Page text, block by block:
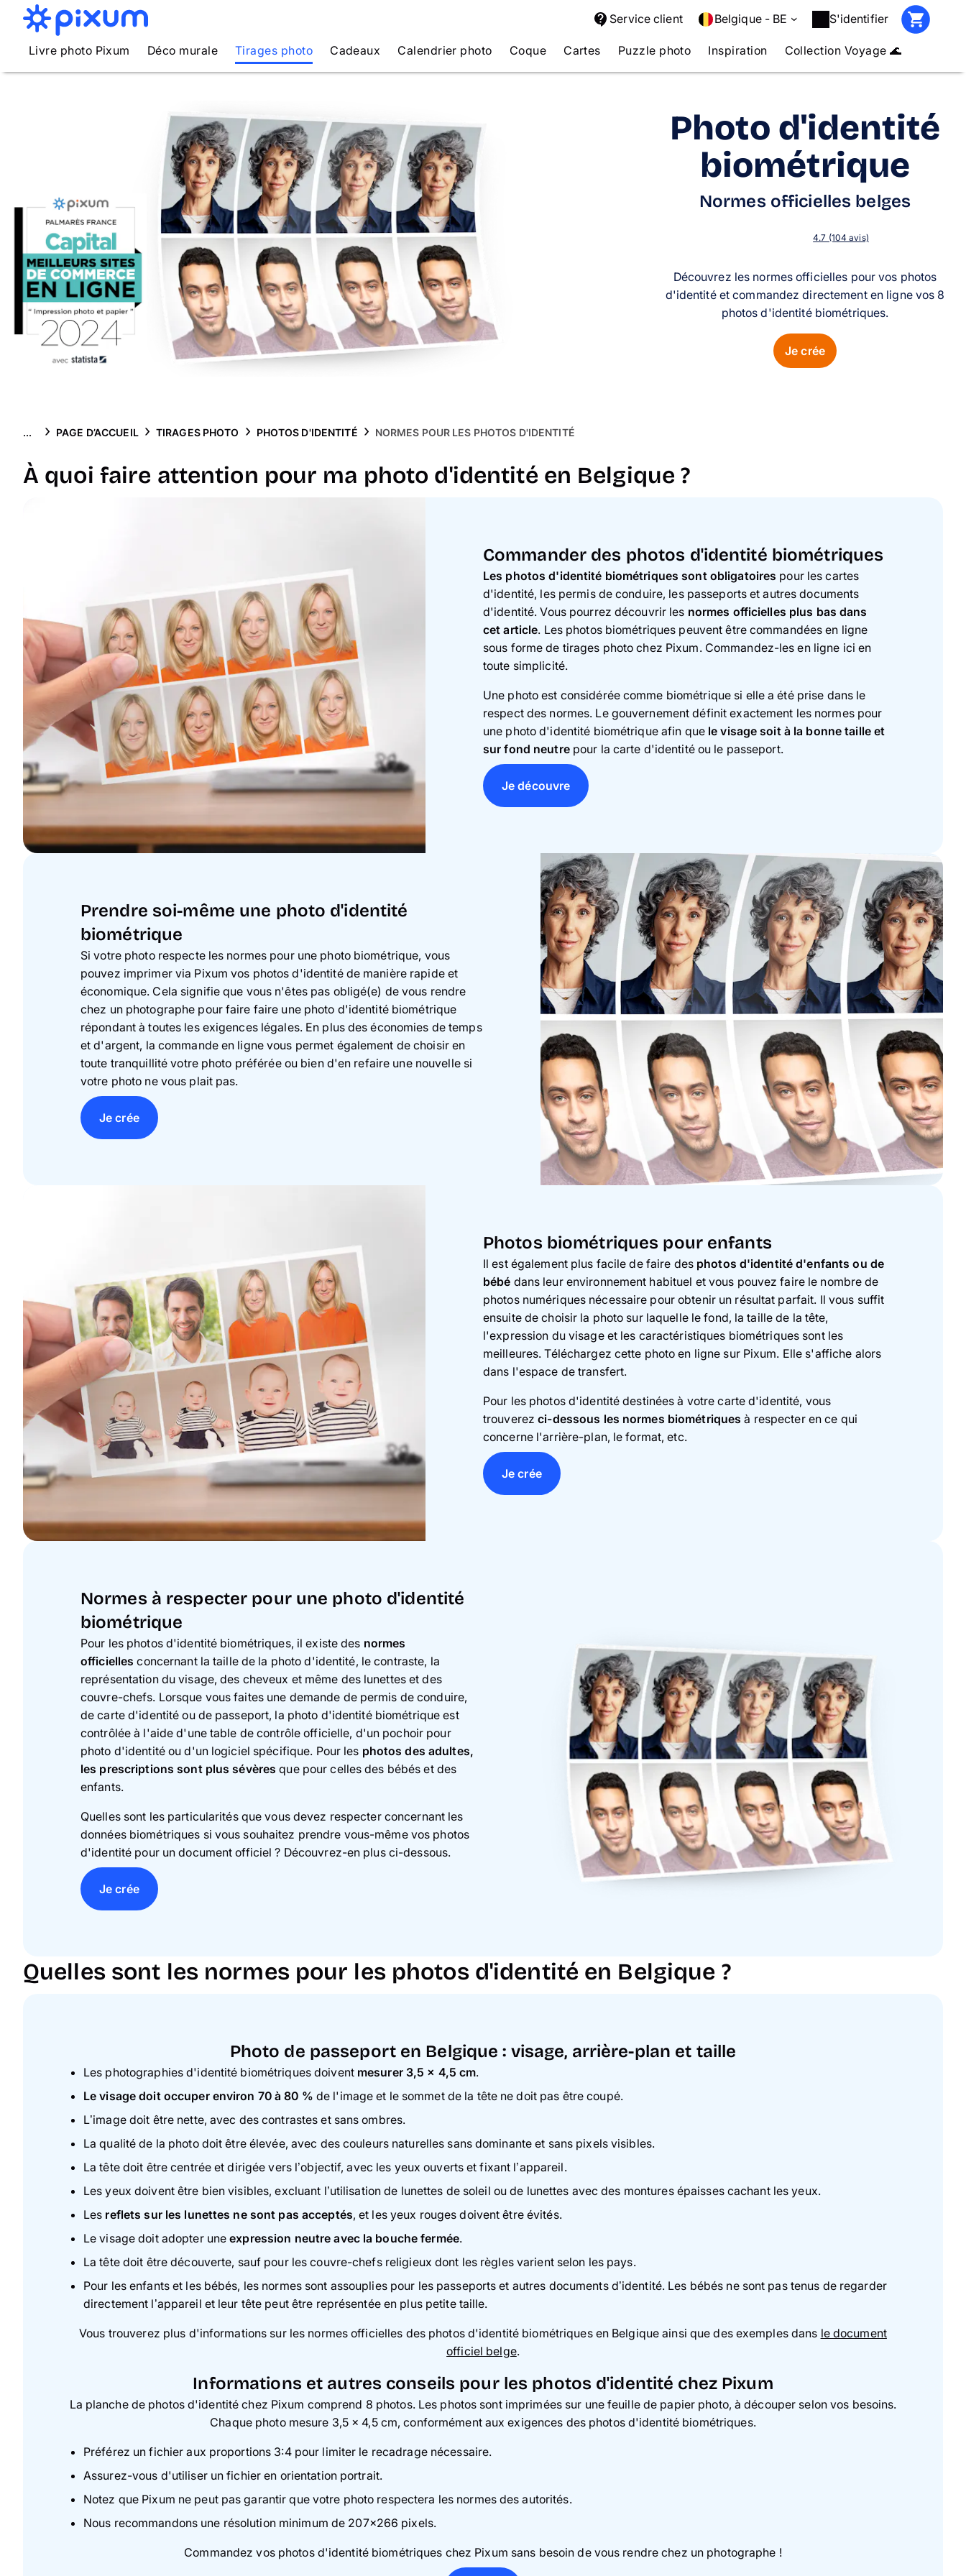
Service client Belgique - BE S'identifier
Livre photo Pixum Déco murale Tirages photo Cadeaux Calendrier photo Coque Cartes Puzzle photo Inspiration Collection Voyage 🌊
Photo d'identité
biométrique
Normes officielles belges
4.7 (104 avis)
Découvrez les normes officielles pour vos photos
d'identité et commandez directement en ligne vos 8
photos d'identité biométriques.
Je crée
... PAGE D’ACCUEIL TIRAGES PHOTO PHOTOS D'IDENTITÉ NORMES POUR LES PHOTOS D'IDENTITÉ
À quoi faire attention pour ma photo d'identité en Belgique ?
Commander des photos d'identité biométriques
Les photos d'identité biométriques sont obligatoires pour les cartes
d'identité, les permis de conduire, les passeports et autres documents
d'identité. Vous pourrez découvrir les normes officielles plus bas dans
cet article. Les photos biométriques peuvent être commandées en ligne
sous forme de tirages photo chez Pixum. Commandez-les en ligne ici en
toute simplicité.
Une photo est considérée comme biométrique si elle a été prise dans le
respect des normes. Le gouvernement définit exactement les normes pour
une photo d'identité biométrique afin que le visage soit à la bonne taille et
sur fond neutrepour la carte d'identité ou le passeport.
Je découvre
Prendre soi-même une photo d'identité
biométrique
Si votre photo respecte les normes pour une photo biométrique, vous
pouvez imprimer via Pixum vos photos d'identité de manière rapide et
économique. Cela signifie que vous n'êtes pas obligé(e) de vous rendre
chez un photographe pour faire faire une photo d'identité biométrique
répondant à toutes les exigences légales. En plus des économies de temps
et d'argent, la commande en ligne vous permet également de choisir en
toute tranquillité votre photo préférée ou bien d'en refaire une nouvelle si
votre photo ne vous plait pas.
Je crée
Photos biométriques pour enfants
Il est également plus facile de faire des photos d'identité d'enfants ou de
bébé dans leur environnement habituel et vous pouvez faire le nombre de
photos numériques nécessaire pour obtenir un résultat parfait. Il vous suffit
ensuite de choisir la photo sur laquelle le fond, la taille de la tête,
l'expression du visage et les caractéristiques biométriques sont les
meilleures. Téléchargez cette photo en ligne sur Pixum. Elle s'affiche alors
dans l'espace de transfert.
Pour les photos d'identité destinées à votre carte d'identité, vous
trouverezci-dessous les normes biométriques à respecter en ce qui
concerne l'arrière-plan, le format, etc.
Je crée
Normes à respecter pour une photo d'identité
biométrique
Pour les photos d'identité biométriques, il existe des normes
officielles concernant la taille de la photo d'identité, le contraste, la
représentation du visage, des cheveux et même des lunettes et des
couvre-chefs. Lorsque vous faites une demande de permis de conduire,
de carte d'identité ou de passeport, la photo d'identité biométrique est
contrôlée à l'aide d'une table de contrôle officielle, d'un pochoir pour
photo d'identité ou d'un logiciel spécifique. Pour les photos des adultes,
les prescriptions sont plus sévères que pour celles des bébés et des
enfants.
Quelles sont les particularités que vous devez respecter concernant les
données biométriques si vous souhaitez prendre vous-même vos photos
d'identité pour un document officiel ? Découvrez-en plus ci-dessous.
Je crée
Quelles sont les normes pour les photos d'identité en Belgique ?
Photo de passeport en Belgique : visage, arrière-plan et taille
Les photographies d'identité biométriques doivent mesurer 3,5 x 4,5 cm.
Le visage doit occuper environ 70 à 80 % de l'image et le sommet de la tête ne doit pas être coupé.
L’image doit être nette, avec des contrastes et sans ombres.
La qualité de la photo doit être élevée, avec des couleurs naturelles sans dominante et sans pixels visibles.
La tête doit être centrée et dirigée vers l’objectif, avec les yeux ouverts et fixant l’appareil.
Les yeux doivent être bien visibles, excluant l’utilisation de lunettes de soleil ou de lunettes avec des montures épaisses cachant les yeux.
Les reflets sur les lunettes ne sont pas acceptés, et les yeux rouges doivent être évités.
Le visage doit adopter uneexpression neutre avec la bouche fermée.
La tête doit être découverte, sauf pour les couvre-chefs religieux dont les règles varient selon les pays.
Pour les enfants et les bébés, les normes sont assouplies pour les passeports et autres documents d’identité. Les bébés ne sont pas tenus de regarder
directement l’appareil et leur tête peut être représentée en plus petite taille.
Vous trouverez plus d'informations sur les normes officielles des photos d'identité biométriques en Belgique ainsi que des exemples dans le document
officiel belge.
Informations et autres conseils pour les photos d'identité chez Pixum
La planche de photos d'identité chez Pixum comprend 8 photos. Les photos sont imprimées sur une feuille de papier photo, à découper selon vos besoins.
Chaque photo mesure 3,5 x 4,5 cm, conformément aux exigences des photos d'identité biométriques.
Préférez un fichier aux proportions 3:4 pour limiter le recadrage nécessaire.
Assurez-vous d'utiliser un fichier en orientation portrait.
Notez que Pixum ne peut pas garantir que votre photo respectera les normes des autorités.
Nous recommandons une résolution minimum de 207x266 pixels.
Commandez vos photos d'identité biométriques chez Pixum sans besoin de vous rendre chez un photographe !